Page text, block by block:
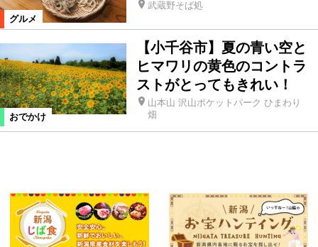
グルメ
武蔵野そば処
おでかけ
【小千谷市】夏の青い空と
ヒマワリの黄色のコントラ
ストがとってもきれい！
山本山 沢山ポケットパーク ひまわり
畑